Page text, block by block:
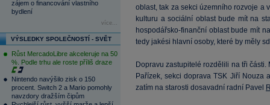
zájem o financování vlastního
bydlení
více...
VÝSLEDKY SPOLEČNOSTÍ - SVĚT
Růst MercadoLibre akceleruje na 50
%. Podle trhu ale roste příliš draze
Nintendo navýšilo zisk o 150
procent. Switch 2 a Mario pomohly
navzdory dražším čipům
oblast, tak za sekci územního rozvoje a
kulturu a sociální oblast bude mít na
hospodářsko-finanční oblast bude mít
tedy jakési hlavní osoby, které by měly
Dopravu zastupitelé rozdělili na tři
Pařízek, sekci doprava TSK Jiří Nouza
zatím na starosti dosavadní radní Pavel